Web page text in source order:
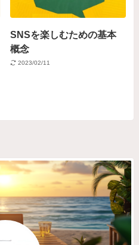
SNSを楽しむための基本
概念
2023/02/11